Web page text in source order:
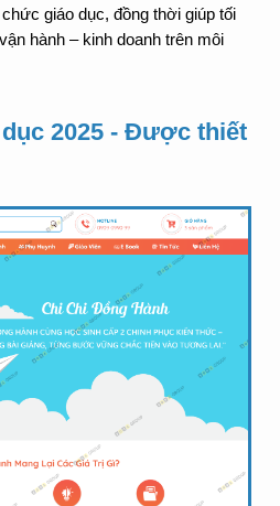
giáo dục, đồng thời giúp tối
hành – kinh doanh trên môi
2025 - Được thiết